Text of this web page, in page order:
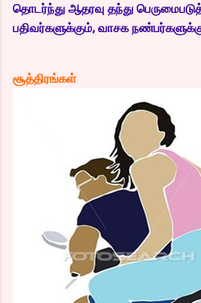
தொடர்ந்து ஆதரவு தந்து
பதிவர்களுக்கும், வாசக
சூத்திரங்கள்